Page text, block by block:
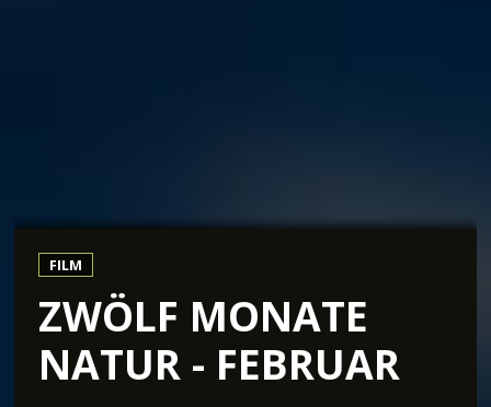
FILM
ZWÖLF MONATE
NATUR - FEBRUAR